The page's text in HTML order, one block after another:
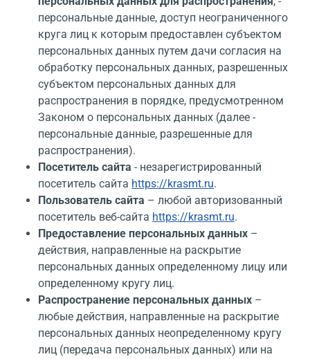
персональные данные, доступ неограниченного
круга лиц к которым предоставлен субъектом
персональных данных путем дачи согласия на
обработку персональных данных, разрешенных
субъектом персональных данных для
распространения в порядке, предусмотренном
Законом о персональных данных (далее -
персональные данные, разрешенные для
распространения).
Посетитель сайта - незарегистрированный
посетитель сайта https://krasmt.ru.
Пользователь сайта – любой авторизованный
посетитель веб-сайта https://krasmt.ru.
Предоставление персональных данных –
действия, направленные на раскрытие
персональных данных определенному лицу или
определенному кругу лиц.
Распространение персональных данных –
любые действия, направленные на раскрытие
персональных данных неопределенному кругу
лиц (передача персональных данных) или на